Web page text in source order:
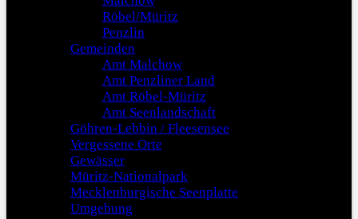
Röbel/Müritz
Penzlin
Gemeinden
Amt Malchow
Amt Penzliner Land
Amt Röbel-Müritz
Amt Seenlandschaft
Göhren-Lebbin / Fleesensee
Vergessene Orte
Gewässer
Müritz-Nationalpark
Mecklenburgische Seenplatte
Umgebung